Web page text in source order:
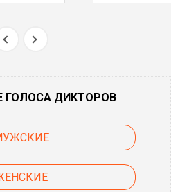
ГОЛОСА ДИКТОРОВ